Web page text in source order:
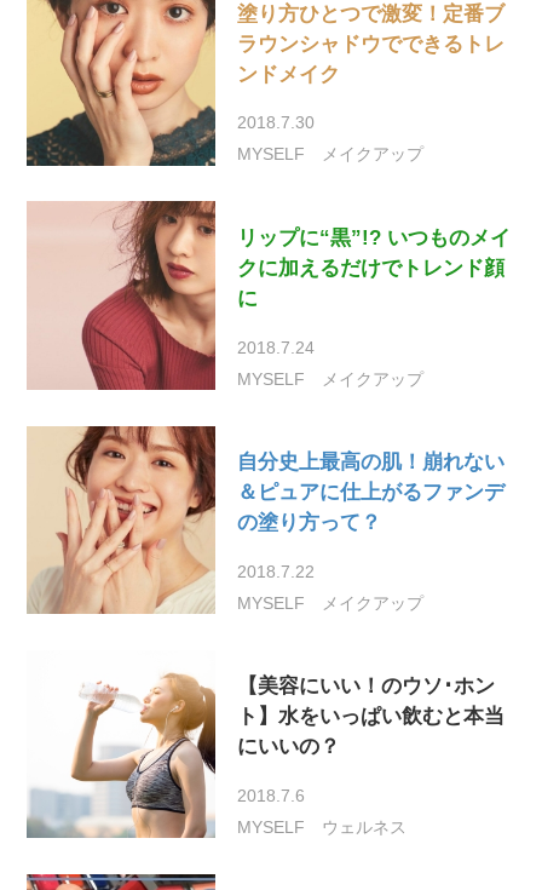
塗り方ひとつで激変！定番ブ
ラウンシャドウでできるトレ
ンドメイク
2018.7.30
MYSELF
メイクアップ
リップに“黒”!? いつものメイ
クに加えるだけでトレンド顔
に
2018.7.24
MYSELF
メイクアップ
自分史上最高の肌！崩れない
＆ピュアに仕上がるファンデ
の塗り方って？
2018.7.22
MYSELF
メイクアップ
【美容にいい！のウソ･ホン
ト】水をいっぱい飲むと本当
にいいの？
2018.7.6
MYSELF
ウェルネス